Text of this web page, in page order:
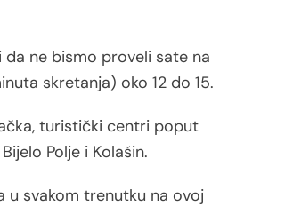
da ne bismo proveli sate na
skretanja) oko 12 do 15.
turistički centri poput
Polje i Kolašin.
u svakom trenutku na ovoj